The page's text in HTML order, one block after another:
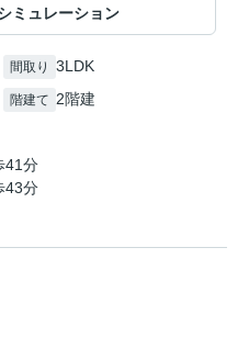
ミュレーション
間取り 3LDK
階建て 2階建
41分
43分